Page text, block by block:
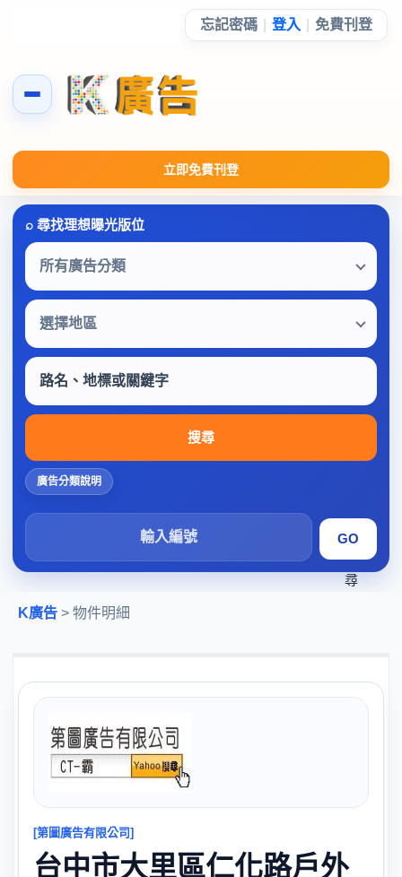
立即免費刊登
忘記密碼 登入 免費刊登
所有廣告分類
選擇地區
搜尋
廣告分類說明
搜
尋
K廣告 > 物件明細
[第圖廣告有限公司]
台中市大里區仁化路戶外